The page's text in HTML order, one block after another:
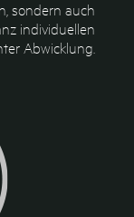
sondern auch
individuellen
Abwicklung.